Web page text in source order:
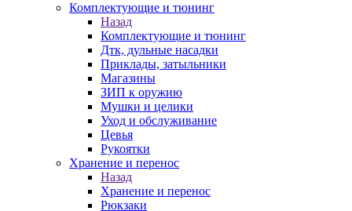
Комплектующие и тюнинг
Назад
Комплектующие и тюнинг
Дтк, дульные насадки
Приклады, затыльники
Магазины
ЗИП к оружию
Мушки и целики
Уход и обслуживание
Цевья
Рукоятки
Хранение и перенос
Назад
Хранение и перенос
Рюкзаки